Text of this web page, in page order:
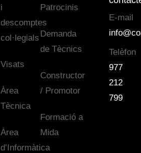
i
descomptes
col·legials
Visats
Àrea
Tècnica
Àrea
d’Informàtica
Patrocinis
Demanda
de Tècnics
Constructor
/ Promotor
Formació a
Mida
E-mail
Telèfon
977
212
799